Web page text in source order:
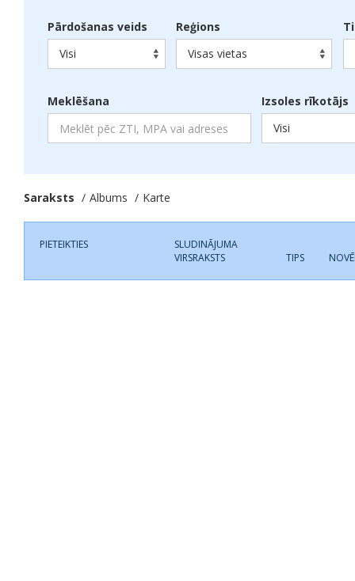
Pārdošanas veids
Visi
Reģions
Visas vietas
Meklēšana
Izsoles rīkotājs
Visi
Saraksts Albums Karte
PIETEIKTIES
SLUDINĀJUMA
VIRSRAKSTS
TIPS